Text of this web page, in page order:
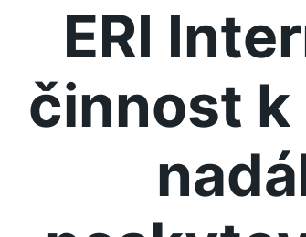
ERI
činnost k